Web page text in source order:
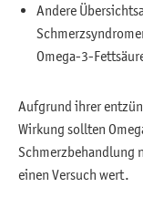
Andere
Omega-3-
Aufgrund ihrer
Wirkung sollten
Schmerzbehandlung
einen Versuch wert.